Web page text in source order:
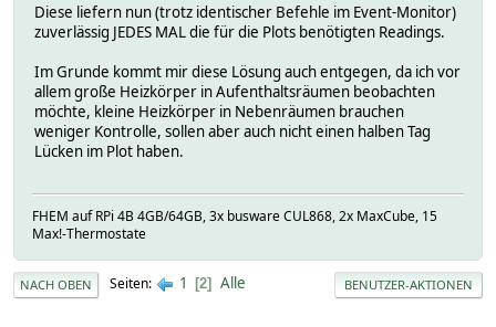
Diese liefern nun (trotz identischer Befehle im Event-Monitor)
zuverlässig JEDES MAL die für die Plots benötigten Readings.
Im Grunde kommt mir diese Lösung auch entgegen, da ich vor
allem große Heizkörper in Aufenthaltsräumen beobachten
möchte, kleine Heizkörper in Nebenräumen brauchen
weniger Kontrolle, sollen aber auch nicht einen halben Tag
Lücken im Plot haben.
FHEM auf RPi 4B 4GB/64GB, 3x busware CUL868, 2x MaxCube, 15
Max!-Thermostate
NACH OBEN Seiten 1 2 Alle BENUTZER-AKTIONEN